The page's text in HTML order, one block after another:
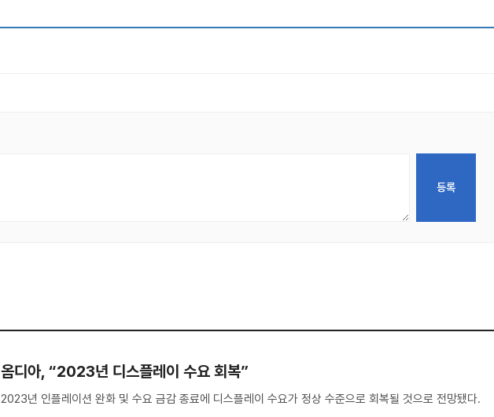
옴디아, “2023년 디스플레이 수요 회복”
2023년 인플레이션 완화 및 수요 금감 종료에 디스플레이 수요가 정상 수준으로 회복될 것으로 전망됐다.